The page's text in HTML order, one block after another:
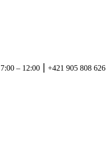
– 12:00 ⎮ +421 905 808 626